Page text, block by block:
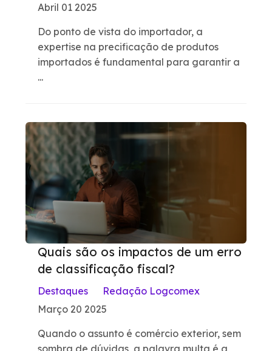
Abril 01 2025
Do ponto de vista do importador, a
expertise na precificação de produtos
importados é fundamental para garantir a
Quais são os impactos de um erro
de classificação fiscal?
Destaques
Redação Logcomex
Março 20 2025
Quando o assunto é comércio exterior, sem
sombra de dúvidas, a palavra multa é a